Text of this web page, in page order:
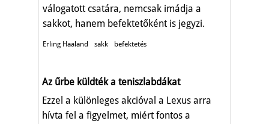
válogatott csatára, nemcsak imádja a
sakkot, hanem befektetőként is jegyzi.
Erling Haaland sakk befektetés
Az űrbe küldték a teniszlabdákat
Ezzel a különleges akcióval a Lexus arra
hívta fel a figyelmet, miért fontos a